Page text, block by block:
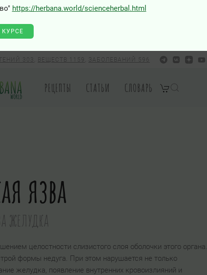
https://herbana.world/scienceherbal.html
303 ВЕЩЕСТВ 1159 ЗАБОЛЕВАНИЙ 596
РЕЦЕПТЫ СТАТЬИ СЛОВАРЬ
язва
желудка
целостности слизистого слоя оболочки этого органа.
формы недуга. При этом нарушается не только
желудка, появление внутренних кровоизлияний и